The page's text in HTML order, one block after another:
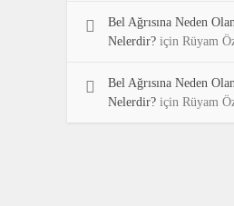
Bel Ağrısına Neden
Nelerdir? için Rüyam
Bel Ağrısına Neden
Nelerdir? için Rüyam